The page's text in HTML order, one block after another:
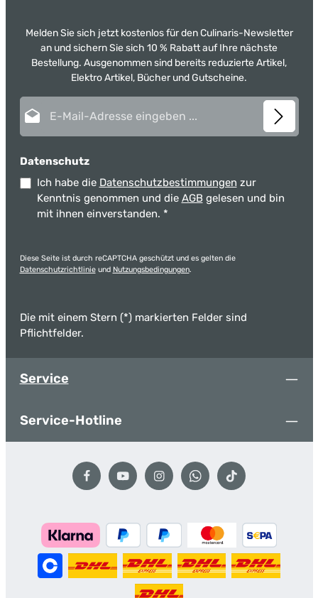
Melden Sie sich jetzt kostenlos für den Culinaris-Newsletter
an und sichern Sie sich 10 % Rabatt auf Ihre nächste
Bestellung. Ausgenommen sind bereits reduzierte Artikel,
Elektro Artikel, Bücher und Gutscheine.
Datenschutz
Ich habe die Datenschutzbestimmungen zur
Kenntnis genommen und die AGB gelesen und bin
mit ihnen einverstanden. *
Diese Seite ist durch reCAPTCHA geschützt und es gelten die
Datenschutzrichtlinieund Nutzungsbedingungen.
Die mit einem Stern (*) markierten Felder sind
Pflichtfelder.
Service
Service-Hotline